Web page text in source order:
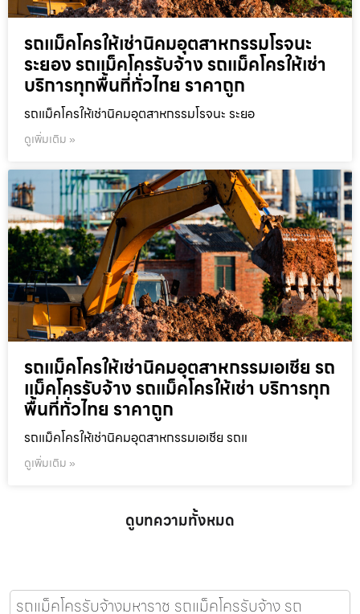
รถแม็คโครให้เช่านิคมอุตสาหกรรมโรจนะ
ระยอง รถแม็คโครรับจ้าง รถแม็คโครให้เช่า
บริการทุกพื้นที่ทั่วไทย ราคาถูก
รถแม็คโครให้เช่านิคมอุตสาหกรรมโรจนะ ระยอ
ดูเพิ่มเติม »
รถแม็คโครให้เช่านิคมอุตสาหกรรมเอเชีย รถ
แม็คโครรับจ้าง รถแม็คโครให้เช่า บริการทุก
พื้นที่ทั่วไทย ราคาถูก
รถแม็คโครให้เช่านิคมอุตสาหกรรมเอเชีย รถแ
ดูเพิ่มเติม »
ดูบทความทั้งหมด
รถแม็คโครรับจ้างมหาราช รถแม็คโครรับจ้าง รถ